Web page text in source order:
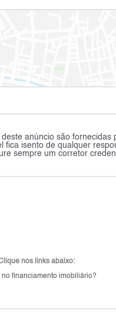
deste anúncio são fornecidas
fica isento de qualquer
sempre um corretor
nos links abaixo:
financiamento imobiliário?